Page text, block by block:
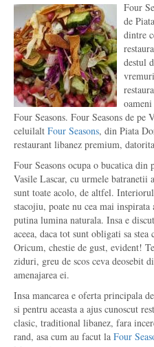
Four
de
dintre
destul
oameni
Four Seasons. Four Seasons de
celuilalt Four Seasons, din Piata
restaurant libanez premium,
Four Seasons ocupa o bucatica
Vasile Lascar, cu urmele batranetii
sunt toate acolo, de altfel.
stacojiu, poate nu cea mai inspirata
putina lumina naturala. Insa e
aceea, daca tot sunt obligati sa
Oricum, chestie de gust, evident!
ziduri, greu de scos ceva deosebit
amenajarea ei.
Insa mancarea e oferta principala
si pentru aceasta a ajus cunoscut
clasic, traditional libanez, fara
rand, asa cum au facut la Four